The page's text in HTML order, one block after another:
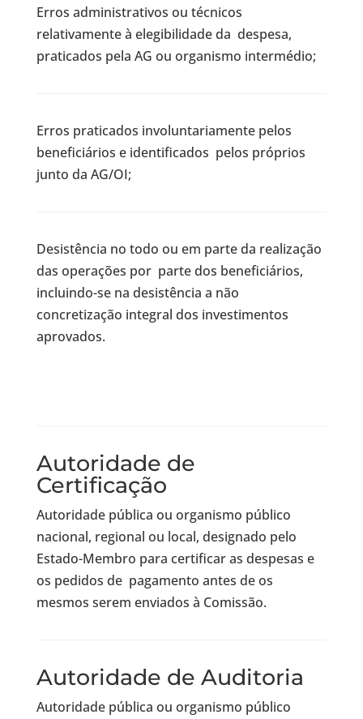
Erros administrativos ou técnicos
relativamente à elegibilidade da despesa,
praticados pela AG ou organismo intermédio;
Erros praticados involuntariamente pelos
beneficiários e identificados pelos próprios
junto da AG/OI;
Desistência no todo ou em parte da realização
das operações por parte dos beneficiários,
incluindo-se na desistência a não
concretização integral dos investimentos
aprovados.
Autoridade de
Certificação
Autoridade pública ou organismo público
nacional, regional ou local, designado pelo
Estado-Membro para certificar as despesas e
os pedidos de pagamento antes de os
mesmos serem enviados à Comissão.
Autoridade de Auditoria
Autoridade pública ou organismo público